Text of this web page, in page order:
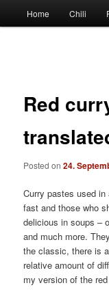
лучшие займы
Skip
content
Skip
content
Home Chili
Red
Posted on24.
Curry pastes used
fast and those who
delicious in soups –
and much more.
the classic, there is
relative amount of
my version of the